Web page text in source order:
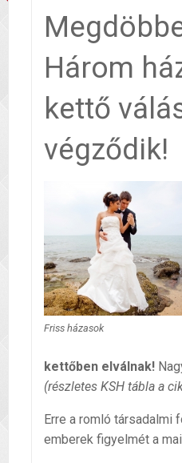
Három
kettő
végződik!
Friss házasok
kettőben elválnak!
(részletes KSH tábla a
Erre a romló társadalmi
emberek figyelmét a